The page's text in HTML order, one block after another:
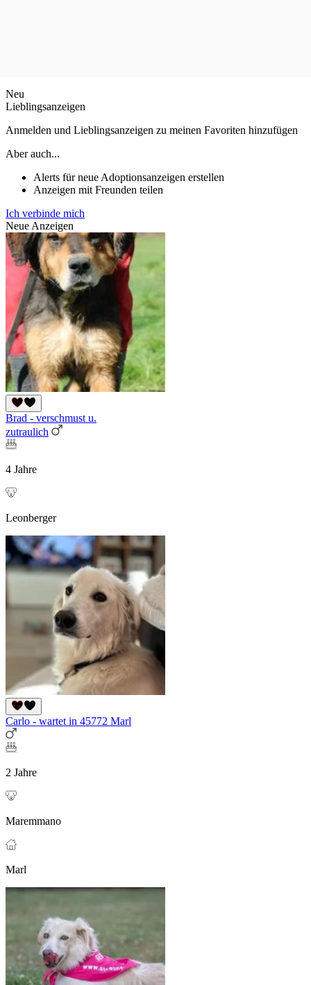
Neu
Lieblingsanzeigen
Anmelden und Lieblingsanzeigen zu meinen Favoriten hinzufügen
Aber auch...
Alerts für neue Adoptionsanzeigen erstellen
Anzeigen mit Freunden teilen
Ich verbinde mich
Neue Anzeigen
Brad - verschmust u.
zutraulich
4 Jahre
Leonberger
Carlo - wartet in 45772 Marl
2 Jahre
Maremmano
Marl